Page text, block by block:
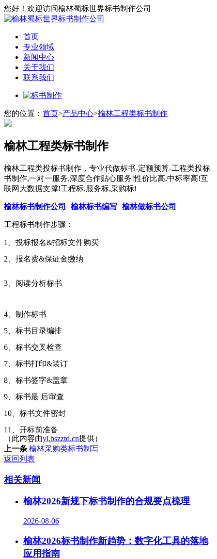
您好！欢迎访问榆林蜀标世界标书制作公司
首页
专业领域
新闻中心
关于我们
联系我们
您的位置： 首页>产品中心>榆林工程类标书制作
榆林工程类标书制作
榆林工程类投标书制作，专业代做标书-定额预算-工程类投标
书制作,一对一服务,深度合作贴心服务!性价比高,中标率高!互
联网大数据支撑!工程标,服务标,采购标!
榆林标书制作公司 榆林标书编写 榆林做标书公司
工程标书制作步骤：
1、投标报名&招标文件购买
2、报名费&保证金缴纳
3、阅读分析标书
4、制作标书
5、标书目录编排
6、标书交叉检查
7、标书打印&装订
8、标书签字&盖章
9、标书最 后审查
10、标书文件密封
11、开标前准备
（此内容由yl.bszztd.cn提供）
上一条 榆林采购类标书制写
返回列表
相关新闻
榆林2026新规下标书制作的合规要点梳理
2026-08-06
榆林2026标书制作新趋势：数字化工具的落地
应用指南